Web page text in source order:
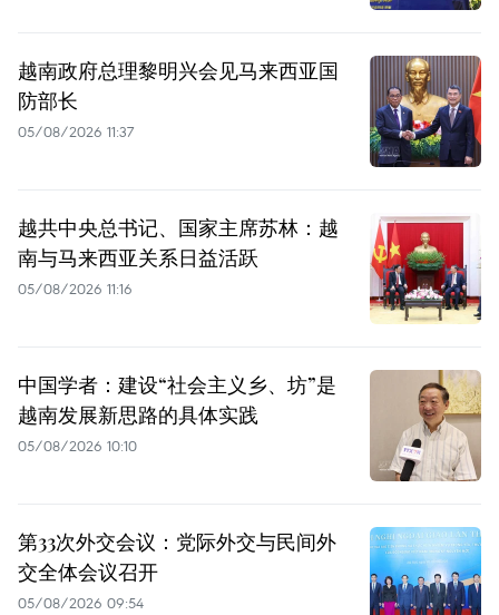
越南政府总理黎明兴会见马来西亚国
防部长
05/08/2026 11:37
越共中央总书记、国家主席苏林：越
南与马来西亚关系日益活跃
05/08/2026 11:16
中国学者：建设“社会主义乡、坊”是
越南发展新思路的具体实践
05/08/2026 10:10
第33次外交会议：党际外交与民间外
交全体会议召开
05/08/2026 09:54